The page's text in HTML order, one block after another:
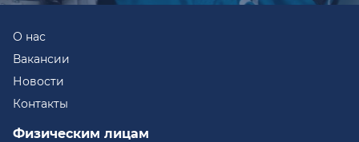
О нас
Вакансии
Новости
Контакты
Физическим лицам